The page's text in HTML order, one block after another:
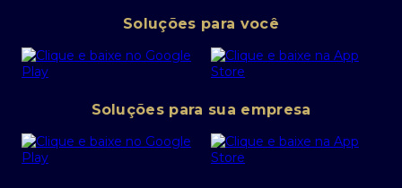
Canal de denúncias
Política de Segurança Cibernética
Portal da Privacidade
PRSAC
Regras e Parâmetros de Atuação Banco Safra
Abra sua conta PJ
SafraPay
Cartão Safra Empresas
Empréstimo e financiamentos PJ
Soluções para você
Soluções para sua empresa